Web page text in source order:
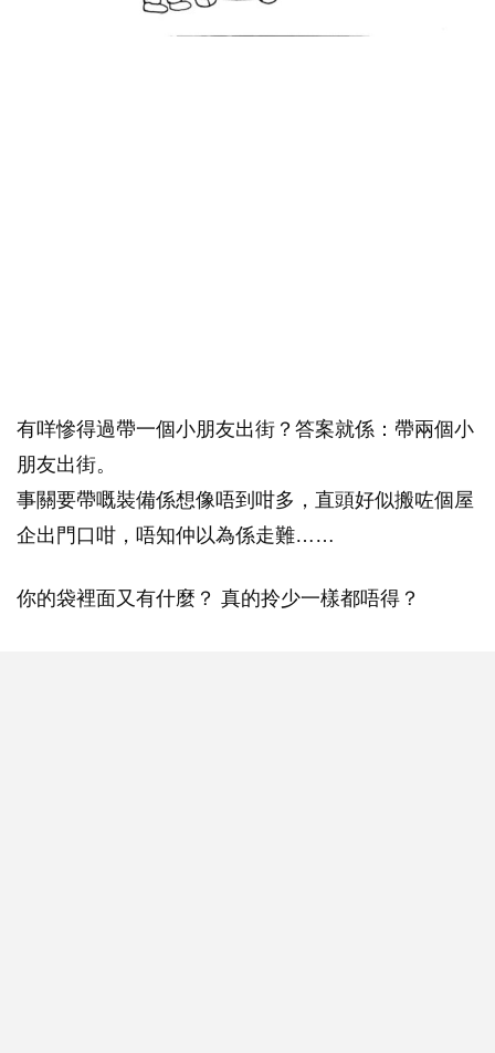
有咩慘得過帶一個小朋友出街？答案就係：帶兩個小
朋友出街。
事關要帶嘅裝備係想像唔到咁多，直頭好似搬咗個屋
企出門口咁，唔知仲以為係走難……
你的袋裡面又有什麼？ 真的拎少一樣都唔得？